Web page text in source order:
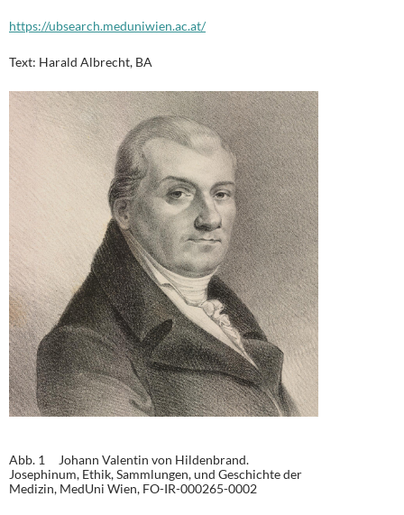
https://ubsearch.meduniwien.ac.at/
Text: Harald Albrecht, BA
Abb. 1 Johann Valentin von Hildenbrand.
Josephinum, Ethik, Sammlungen, und Geschichte der
Medizin, MedUni Wien, FO-IR-000265-0002